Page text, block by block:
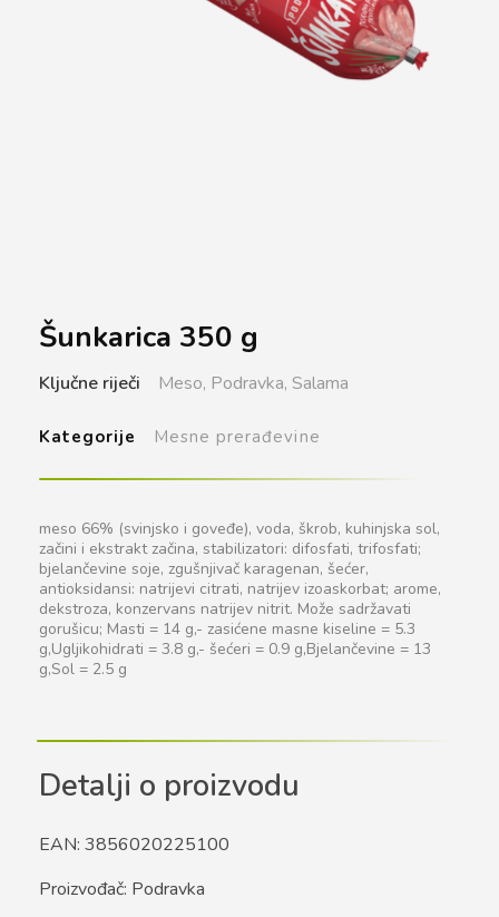
Šunkarica 350 g
meso 66% (svinjsko i goveđe), voda, škrob, kuhinjska sol,
začini i ekstrakt začina, stabilizatori: difosfati, trifosfati;
bjelančevine soje, zgušnjivač karagenan, šećer,
antioksidansi: natrijevi citrati, natrijev izoaskorbat; arome,
dekstroza, konzervans natrijev nitrit. Može sadržavati
gorušicu; Masti = 14 g,- zasićene masne kiseline = 5.3
g,Ugljikohidrati = 3.8 g,- šećeri = 0.9 g,Bjelančevine = 13
g,Sol = 2.5 g
Ključne riječi Meso, Podravka, Salama
Kategorije Mesne prerađevine
Detalji o proizvodu
EAN: 3856020225100
Proizvođač: Podravka